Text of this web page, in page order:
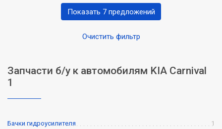
Очистить фильтр
Показать 7 предложений
Запчасти б/у к автомобилям KIA Carnival
1
Бачки гидроусилителя
1